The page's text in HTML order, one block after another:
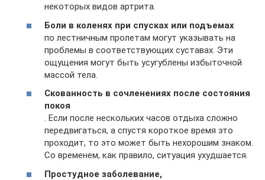
некоторых видов артрита.
Боли в коленях при спусках или подъемах
по лестничным пролетам могут указывать на
проблемы в соответствующих суставах. Эти
ощущения могут быть усугублены избыточной
массой тела.
Скованность в сочленениях после состояния
покоя
. Если после нескольких часов отдыха сложно
передвигаться, а спустя короткое время это
проходит, то это может быть нехорошим знаком.
Со временем, как правило, ситуация ухудшается.
Простудное заболевание,